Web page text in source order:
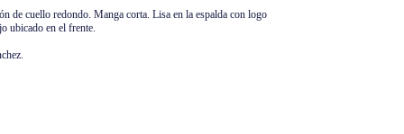
de cuello redondo. Manga corta. Lisa en la espalda con logo
ubicado en el frente.